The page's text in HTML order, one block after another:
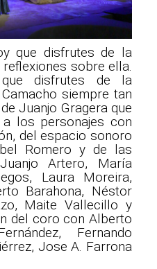
que disfrutes de la
sobre ella.
disfrutes de la
siempre tan
Juanjo Gragera que
los personajes con
del espacio sonoro
Romero y de las
Artero, María
Laura Moreira,
Barahona, Néstor
Maite Vallecillo y
del coro con Alberto
Fernando
Jose A. Farrona